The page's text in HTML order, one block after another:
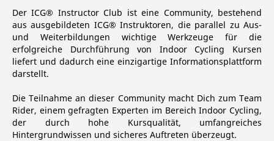
Der ICG® Instructor Club ist eine Community, bestehend
aus ausgebildeten ICG® Instruktoren, die parallel zu Aus-
und Weiterbildungen wichtige Werkzeuge für die
erfolgreiche Durchführung von Indoor Cycling Kursen
liefert und dadurch eine einzigartige Informationsplattform
darstellt.
Die Teilnahme an dieser Community macht Dich zum Team
Rider, einem gefragten Experten im Bereich Indoor Cycling,
der durch hohe Kursqualität, umfangreiches
Hintergrundwissen und sicheres Auftreten überzeugt.